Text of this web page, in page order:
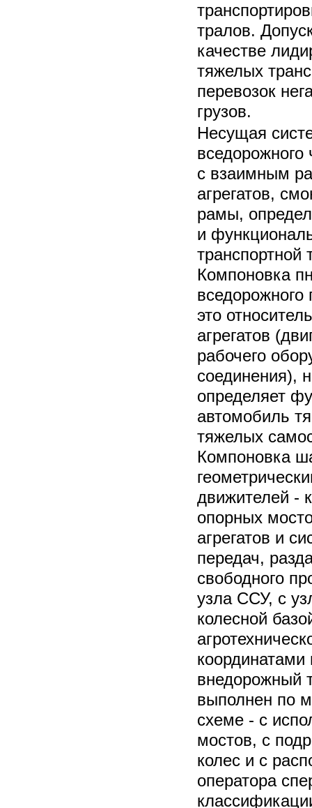
тралов.
качестве
тяжелых
перевозок
грузов.
Несущая
вседорожного
с взаимным
агрегатов,
рамы,
и
транспортной
Компоновка
вседорожного
это
агрегатов
рабочего
соединения),
определяет
автомобиль
тяжелых
Компоновка
движителей -
опорных
агрегатов и
передач,
свободного
узла ССУ, с
колесной
внедорожный
выполнен по
схеме - с
мостов, с
колес и с
оператора